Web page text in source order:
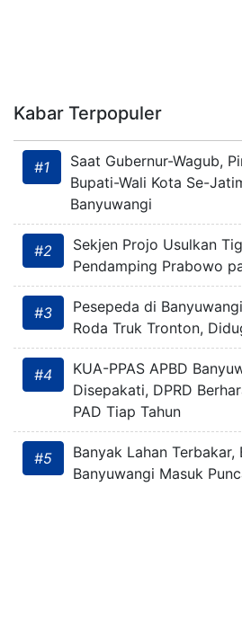
Kabar Terpopuler
#1
Saat Gubernur-Wagub,
Bupati-Wali Kota Se-
Banyuwangi
#2
Sekjen Projo Usulkan
Pendamping Prabowo
#3
Pesepeda di
Roda Truk Tronton,
#4
KUA-PPAS APBD
Disepakati, DPRD
PAD Tiap Tahun
#5
Banyak Lahan Terbakar,
Banyuwangi Masuk